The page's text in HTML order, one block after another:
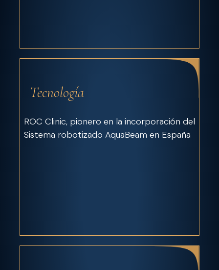
Tecnología
ROC Clinic, pionero en la incorporación del
Sistema robotizado AquaBeam en España